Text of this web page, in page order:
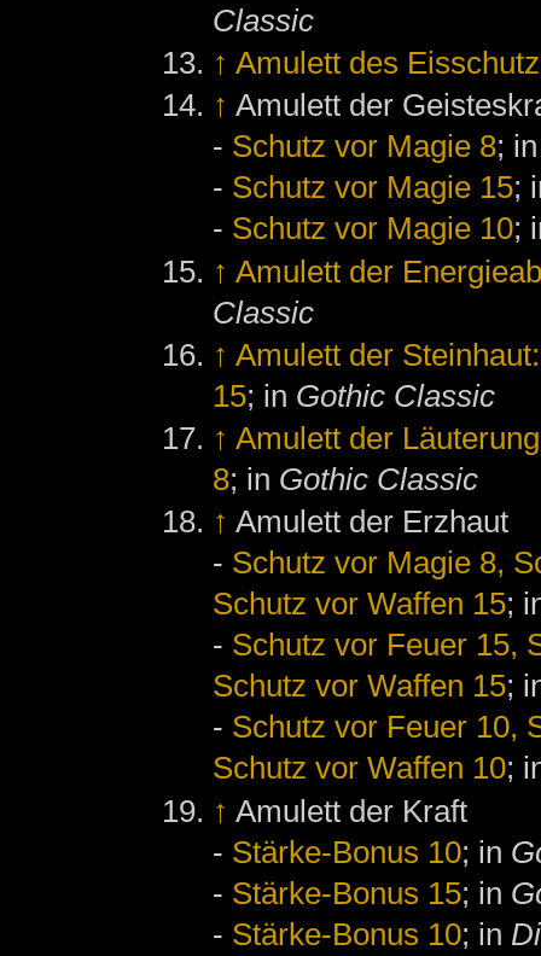
Classic
↑ Amulett des
↑ Amulett der
- Schutz vor Magie 8;
- Schutz vor Magie 15;
- Schutz vor Magie 10;
↑ Amulett der
Classic
↑ Amulett der
15; in Gothic Classic
↑ Amulett der
8; in Gothic Classic
↑ Amulett der Erzhaut
- Schutz vor Magie 8,
Schutz vor Waffen 15;
- Schutz vor Feuer 15,
Schutz vor Waffen 15;
- Schutz vor Feuer 10,
Schutz vor Waffen 10;
↑ Amulett der Kraft
- Stärke-Bonus 10; in
- Stärke-Bonus 15; in
- Stärke-Bonus 10; in